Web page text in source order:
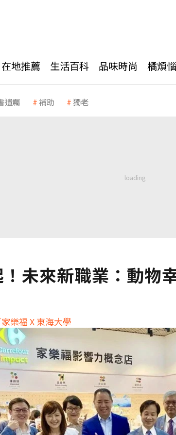
在地推薦 生活百科 品味時尚 橘煩惱
遺囑 補助 獨老
未來新職業：動物
樂福 X 東海大學